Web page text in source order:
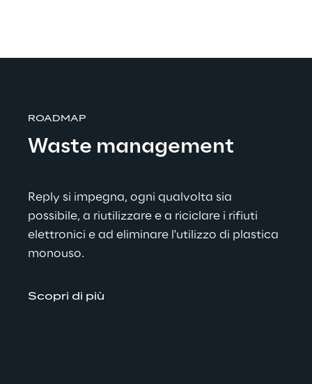
ROADMAP
Waste management
Reply si impegna, ogni qualvolta sia
possibile, a riutilizzare e a riciclare i rifiuti
elettronici e ad eliminare l'utilizzo di plastica
monouso.
Scopri di più